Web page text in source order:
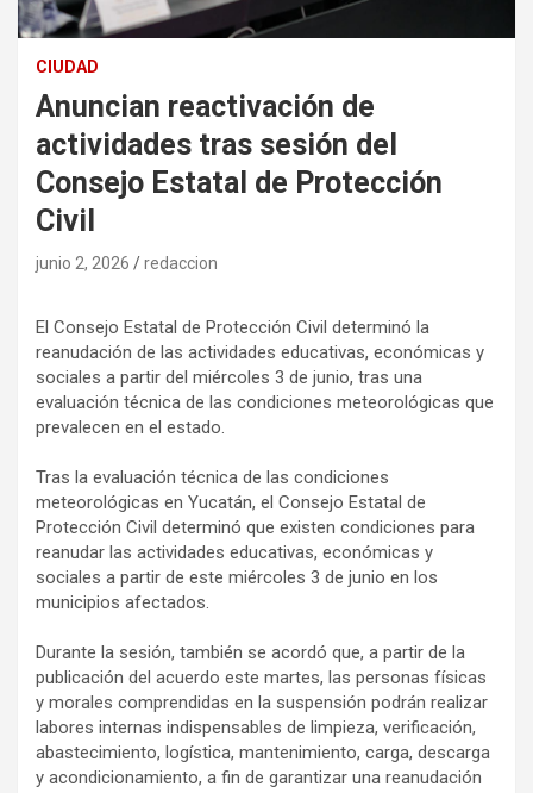
CIUDAD
Anuncian reactivación de
actividades tras sesión del
Consejo Estatal de Protección
Civil
junio 2, 2026 redaccion
El Consejo Estatal de Protección Civil determinó la
reanudación de las actividades educativas, económicas y
sociales a partir del miércoles 3 de junio, tras una
evaluación técnica de las condiciones meteorológicas que
prevalecen en el estado.
Tras la evaluación técnica de las condiciones
meteorológicas en Yucatán, el Consejo Estatal de
Protección Civil determinó que existen condiciones para
reanudar las actividades educativas, económicas y
sociales a partir de este miércoles 3 de junio en los
municipios afectados.
Durante la sesión, también se acordó que, a partir de la
publicación del acuerdo este martes, las personas físicas
y morales comprendidas en la suspensión podrán realizar
labores internas indispensables de limpieza, verificación,
abastecimiento, logística, mantenimiento, carga, descarga
y acondicionamiento, a fin de garantizar una reanudación